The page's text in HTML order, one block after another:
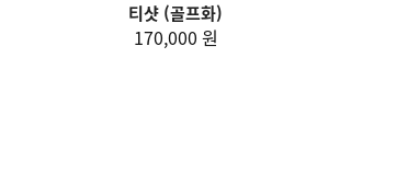
티샷 (골프화)
170,000 원